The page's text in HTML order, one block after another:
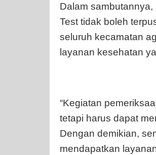
Dalam
Test tidak boleh
seluruh kecamatan
layanan kesehatan
“Kegiatan
tetapi harus dapat
Dengan demikian,
mendapatkan